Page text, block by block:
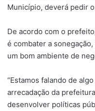
Município, deverá pedir
De acordo com o
é combater a
um bom ambiente de
“Estamos falando de
arrecadação da
desenvolver políticas